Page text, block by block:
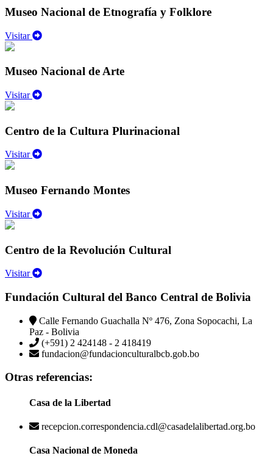
Museo Nacional de Etnografía y Folklore
Visitar
Museo Nacional de Arte
Visitar
Centro de la Cultura Plurinacional
Visitar
Museo Fernando Montes
Visitar
Centro de la Revolución Cultural
Visitar
Fundación Cultural del Banco Central de Bolivia
Calle Fernando Guachalla Nº 476, Zona Sopocachi, La
Paz - Bolivia
(+591) 2 424148 - 2 418419
fundacion@fundacionculturalbcb.gob.bo
Otras referencias:
Casa de la Libertad
recepcion.correspondencia.cdl@casadelalibertad.org.bo
Casa Nacional de Moneda